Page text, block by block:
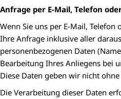
Anfrage per E-Mail, Telefon
Wenn Sie uns per E-Mail,
Ihre Anfrage inklusive aller
personenbezogenen Daten
Bearbeitung Ihres Anliegens bei
Diese Daten geben wir nicht
Die Verarbeitung dieser Daten